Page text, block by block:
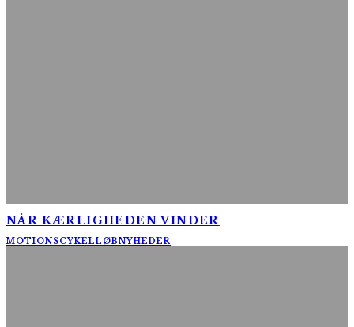
NÅR KÆRLIGHEDEN VINDER
MOTIONSCYKELLØBNYHEDER